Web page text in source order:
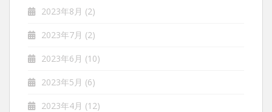
2023年8月 (2)
2023年7月 (2)
2023年6月 (10)
2023年5月 (6)
2023年4月 (12)